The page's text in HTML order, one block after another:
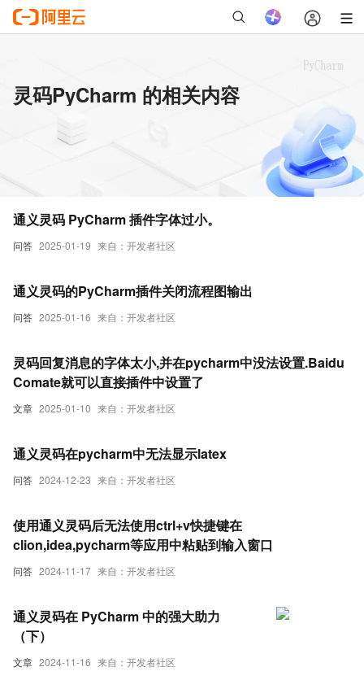
灵码PyCharm 的相关内容
问答 2025-01-19 来自：开发者社区
通义灵码 PyCharm 插件字体过小。
问答 2025-01-16 来自：开发者社区
通义灵码的PyCharm插件关闭流程图输出
文章 2025-01-10 来自：开发者社区
灵码回复消息的字体太小,并在pycharm中没法设置.Baidu
Comate就可以直接插件中设置了
问答 2024-12-23 来自：开发者社区
通义灵码在pycharm中无法显示latex
问答 2024-11-17 来自：开发者社区
使用通义灵码后无法使用ctrl+v快捷键在
clion,idea,pycharm等应用中粘贴到输入窗口
文章 2024-11-16 来自：开发者社区
通义灵码在 PyCharm 中的强大助力
（下）